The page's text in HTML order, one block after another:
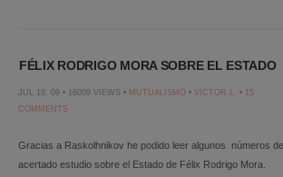
FÉLIX RODRIGO MORA SOBRE EL ESTADO
JUL 18, 09 • 16009 VIEWS • MUTUALISMO • VICTOR L. • 15
COMMENTS
Gracias a Raskolhnikov he podido leer algunos números
acertado estudio sobre el Estado de Félix Rodrigo Mora.